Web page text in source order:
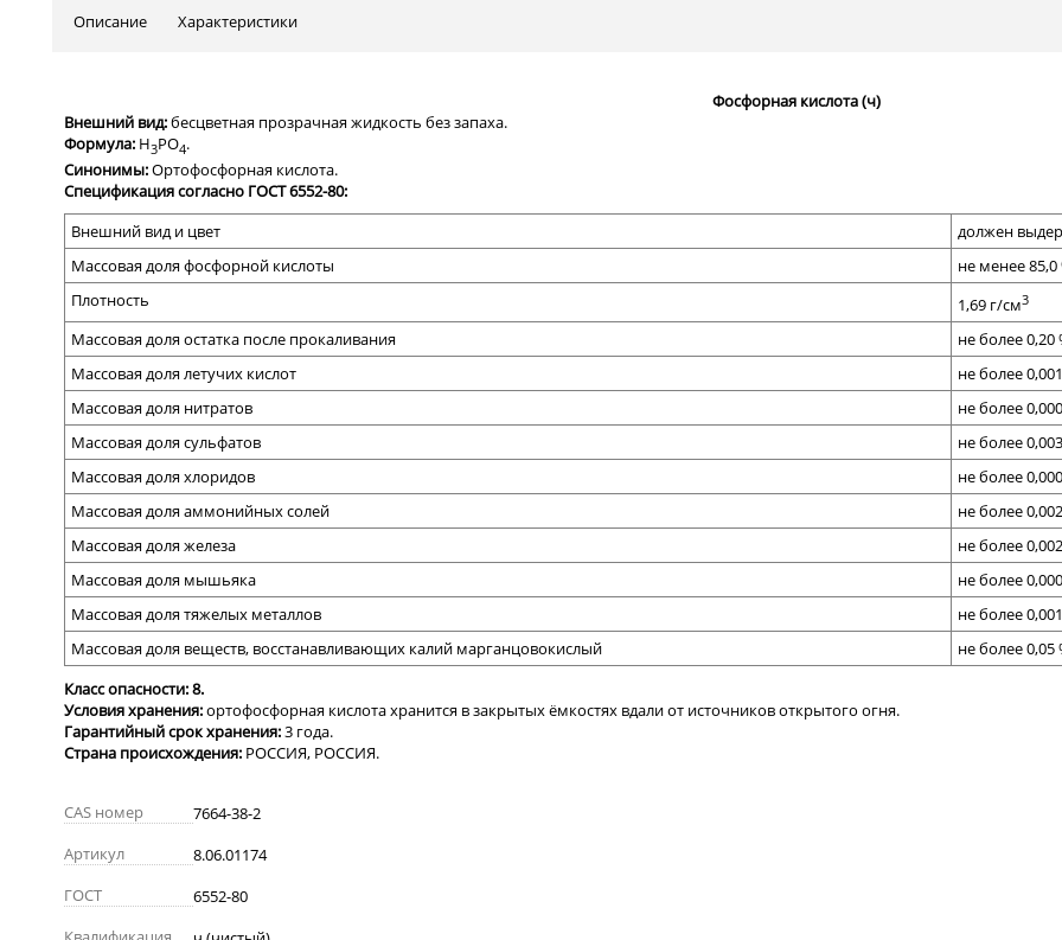
Описание Характеристики
Фосфорная кислота (ч)
Внешний вид:бесцветная прозрачная жидкость без запаха.
Формула: H3PO4.
Синонимы:Ортофосфорная кислота.
Спецификация согласно ГОСТ 6552-80:
Внешний вид и цвет
должен
Массовая доля фосфорной кислоты
не менее 85,0
Плотность
1,69 г/см3
Массовая доля остатка после прокаливания
не более 0,20
Массовая доля летучих кислот
не более
Массовая доля нитратов
не более
Массовая доля сульфатов
не более
Массовая доля хлоридов
не более
Массовая доля аммонийных солей
не более
Массовая доля железа
не более
Массовая доля мышьяка
не более
Массовая доля тяжелых металлов
не более
Массовая доля веществ, восстанавливающих калий марганцовокислый
не более 0,05
Класс опасности: 8.
Условия хранения:ортофосфорная кислота хранится в закрытых ёмкостях вдали от источников открытого огня.
Гарантийный срок хранения:3 года.
Страна происхождения: РОССИЯ, РОССИЯ.
CAS номер
7664-38-2
Артикул
8.06.01174
ГОСТ
6552-80